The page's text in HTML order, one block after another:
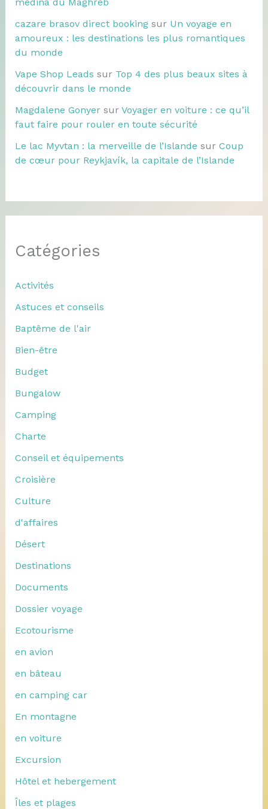
cazare brasov direct bookingsur Un voyage en
amoureux : les destinations les plus romantiques
du monde
Vape Shop Leads sur Top 4 des plus beaux sites à
découvrir dans le monde
Magdalene Gonyersur Voyager en voiture : ce qu’il
faut faire pour rouler en toute sécurité
Le lac Myvtan : la merveille de l’Islande sur Coup
de cœur pour Reykjavík, la capitale de l’Islande
Catégories
Activités
Astuces et conseils
Baptême de l'air
Bien-être
Budget
Bungalow
Camping
Charte
Conseil et équipements
Croisière
Culture
d'affaires
Désert
Destinations
Documents
Dossier voyage
Ecotourisme
en avion
en bâteau
en camping car
En montagne
en voiture
Excursion
Hôtel et hebergement
Îles et plages